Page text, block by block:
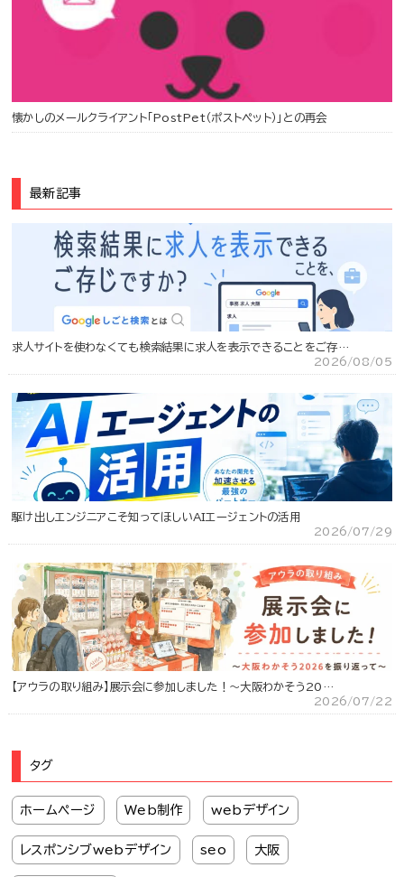
懐かしのメールクライアント「PostPet（ポストペット）」との再会
最新記事
求人サイトを使わなくても検索結果に求人を表示できることをご存…
2026/08/05
駆け出しエンジニアこそ知ってほしいAIエージェントの活用
2026/07/29
【アウラの取り組み】展示会に参加しました！～大阪わかそう20…
2026/07/22
タグ
ホームページ Web制作 webデザイン
レスポンシブwebデザイン seo 大阪